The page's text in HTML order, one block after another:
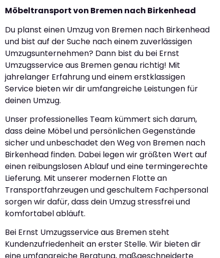
Möbeltransport von Bremen nach Birkenhead
Du planst einen Umzug von Bremen nach Birkenhead
und bist auf der Suche nach einem zuverlässigen
Umzugsunternehmen? Dann bist du bei Ernst
Umzugsservice aus Bremen genau richtig! Mit
jahrelanger Erfahrung und einem erstklassigen
Service bieten wir dir umfangreiche Leistungen für
deinen Umzug.
Unser professionelles Team kümmert sich darum,
dass deine Möbel und persönlichen Gegenstände
sicher und unbeschadet den Weg von Bremen nach
Birkenhead finden. Dabei legen wir größten Wert auf
einen reibungslosen Ablauf und eine termingerechte
Lieferung. Mit unserer modernen Flotte an
Transportfahrzeugen und geschultem Fachpersonal
sorgen wir dafür, dass dein Umzug stressfrei und
komfortabel abläuft.
Bei Ernst Umzugsservice aus Bremen steht
Kundenzufriedenheit an erster Stelle. Wir bieten dir